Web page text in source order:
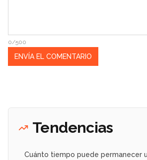
0/500
Tendencias
Cuánto tiempo puede permanecer